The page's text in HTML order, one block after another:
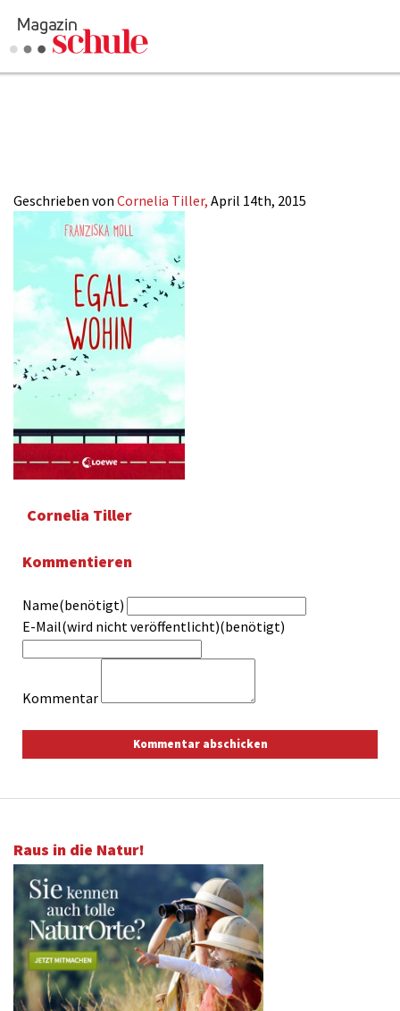
Mediadaten
Kontakt
Anmelden
Geschrieben von Cornelia Tiller, April 14th, 2015
Cornelia Tiller
Kommentieren
Name(benötigt)
E-Mail(wird nicht veröffentlicht)(benötigt)
Kommentar
Raus in die Natur!